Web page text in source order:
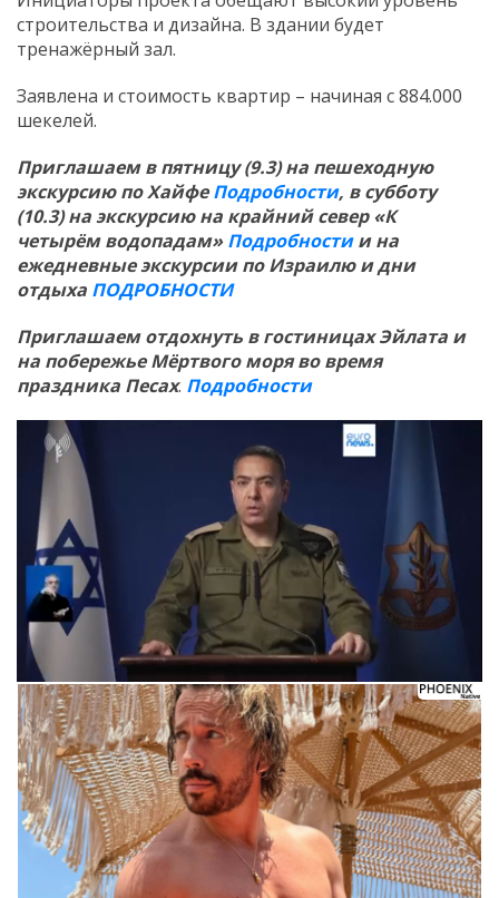
строительства и дизайна. В здании будет
тренажёрный зал.
Заявлена и стоимость квартир – начиная с 884.000
шекелей.
Приглашаем в пятницу (9.3) на пешеходную
экскурсию по ХайфеПодробности, в субботу
(10.3) на экскурсию на крайний север «К
четырём водопадам»Подробностии на
ежедневные экскурсии по Израилю и дни
отдыха ПОДРОБНОСТИ
Приглашаем отдохнуть в гостиницах Эйлата и
на побережье Мёртвого моря во время
праздника Песах. Подробности